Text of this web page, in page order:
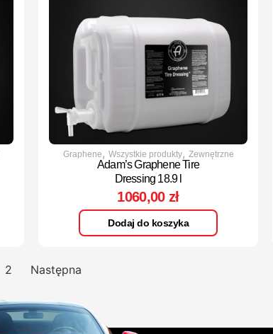
Graphene, Wszystkie produkty, Zewnętrzne
Adam’s Graphene Tire
Dressing 18.9 l
1060,00 zł
Dodaj do koszyka
2 Następna